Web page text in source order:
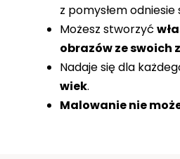
z pomysłem odniesie
Możesz stworzyć
obrazów ze swoich
Nadaje się dla
wiek.
Malowanie nie